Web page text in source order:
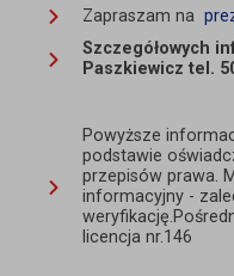
Zapraszam na
Szczegółowych
Paszkiewicz tel.
Powyższe
podstawie
przepisów prawa.
informacyjny -
licencja nr.146